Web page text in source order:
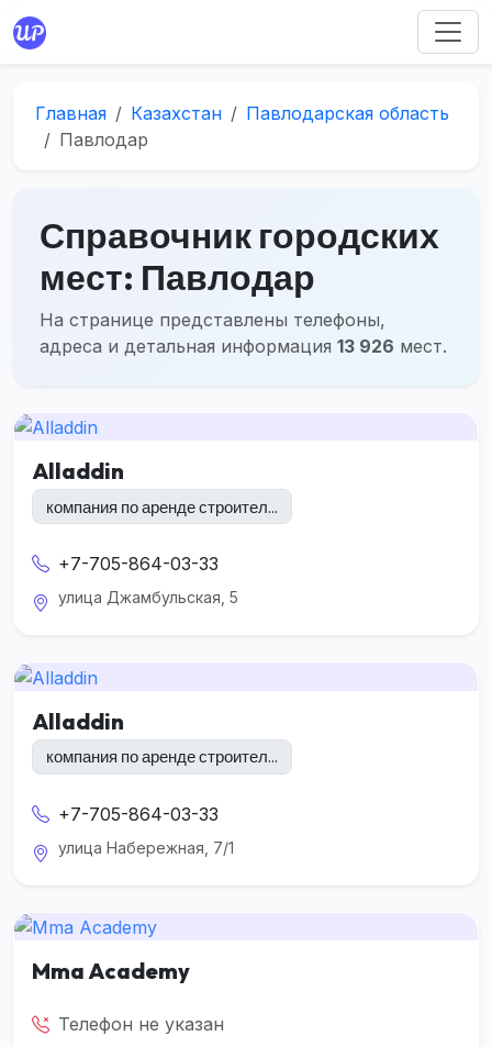
Главная Казахстан
Павлодарская область
Павлодар
Справочник городских
мест: Павлодар
На странице представлены телефоны,
адреса и детальная информация 13 926 мест.
Alladdin
компания по аренде строител...
+7-705-864-03-33
улица Джамбульская, 5
Alladdin
компания по аренде строител...
+7-705-864-03-33
улица Набережная, 7/1
Mma Academy
Телефон не указан